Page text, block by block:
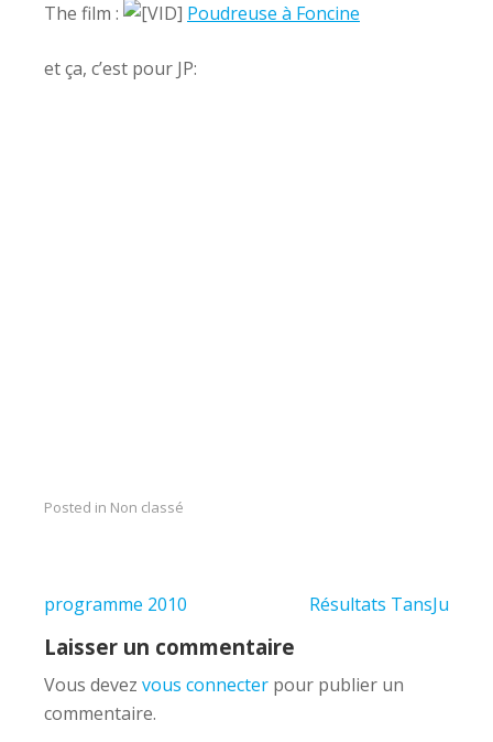
The film : Poudreuse à Foncine
et ça, c’est pour JP:
Posted in Non classé
Navigation
de
l’article
programme 2010 Résultats TansJu
Laisser un commentaire
Vous devez vous connecter pour publier un
commentaire.